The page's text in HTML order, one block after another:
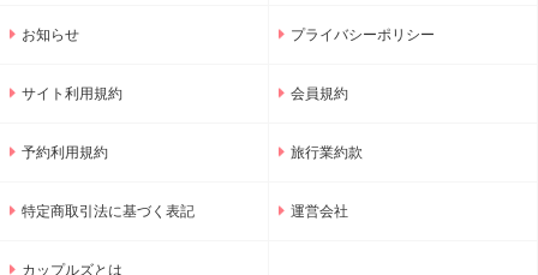
お知らせ プライバシーポリシー
サイト利用規約 会員規約
予約利用規約 旅行業約款
特定商取引法に基づく表記 運営会社
カップルズとは